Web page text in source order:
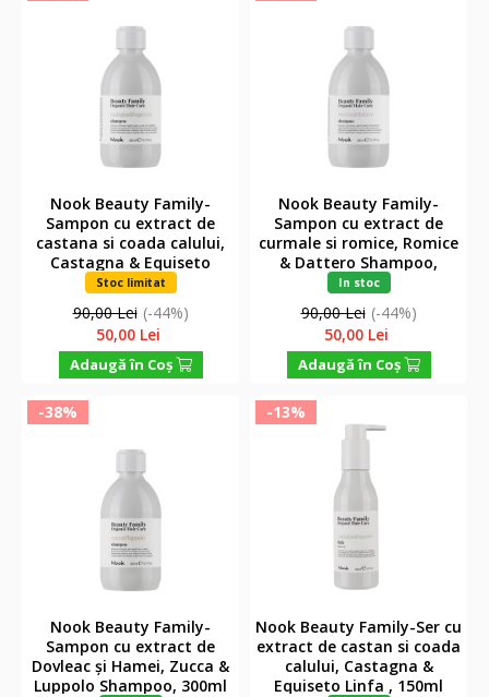
Nook Beauty Family-
Sampon cu extract de
castana si coada calului,
Castagna & Equiseto
Shampoo, 300ml
Stoc limitat
90,00 Lei (-44%)
50,00 Lei
Adaugă în Coş
Nook Beauty Family-
Sampon cu extract de
curmale si romice, Romice
& Dattero Shampoo,
300ml
In stoc
90,00 Lei (-44%)
50,00 Lei
Adaugă în Coş
-38%
Nook Beauty Family-
Sampon cu extract de
Dovleac și Hamei, Zucca &
Luppolo Shampoo, 300ml
-13%
Nook Beauty Family-Ser cu
extract de castan si coada
calului, Castagna &
Equiseto Linfa , 150ml